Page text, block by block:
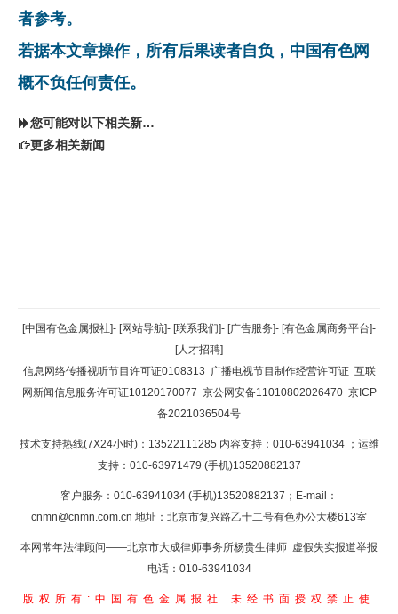
者参考。
若据本文章操作，所有后果读者自负，中国有色网
概不负任何责任。
您可能对以下相关新闻同样感兴趣
更多相关新闻
返回顶部
返回首页
[中国有色金属报社]- [网站导航]- [联系我们]- [广告服务]- [有色金属商务平台]-
[人才招聘]
信息网络传播视听节目许可证0108313 广播电视节目制作经营许可证 互联
网新闻信息服务许可证10120170077 京公网安备11010802026470 京ICP
备2021036504号
技术支持热线(7X24小时)：13522111285 内容支持：010-63941034 ；运维
支持：010-63971479 (手机)13520882137
客户服务：010-63941034 (手机)13520882137；E-mail：
cnmn@cnmn.com.cn 地址：北京市复兴路乙十二号有色办公大楼613室
本网常年法律顾问——北京市大成律师事务所杨贵生律师 虚假失实报道举报
电话：010-63941034
版权所有:中国有色金属报社
未经书面授权禁止使